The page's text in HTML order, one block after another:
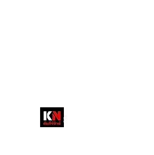
วส์
สื่อลึกวงการสงฆ์ เจาะตรงพระ